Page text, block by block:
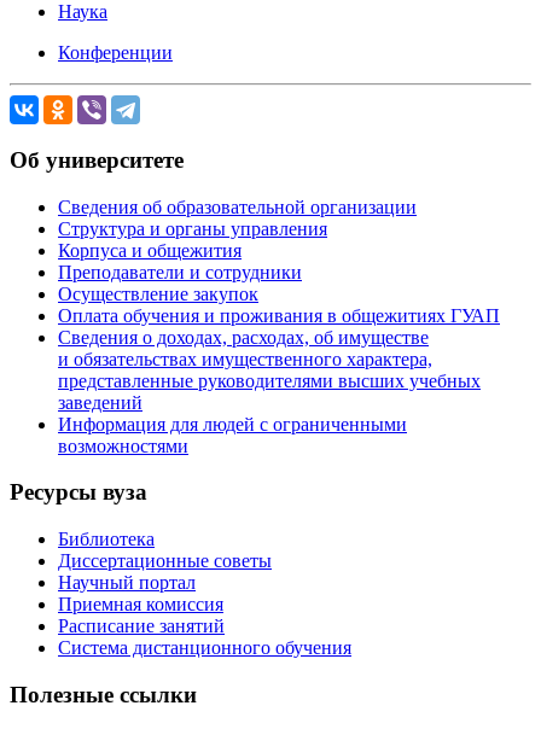
Наука
Конференции
Об университете
Сведения об образовательной организации
Структура и органы управления
Корпуса и общежития
Преподаватели и сотрудники
Осуществление закупок
Оплата обучения и проживания в общежитиях ГУАП
Сведения о доходах, расходах, об имуществе
и обязательствах имущественного характера,
представленные руководителями высших учебных
заведений
Информация для людей с ограниченными
возможностями
Ресурсы вуза
Библиотека
Диссертационные советы
Научный портал
Приемная комиссия
Расписание занятий
Система дистанционного обучения
Полезные ссылки